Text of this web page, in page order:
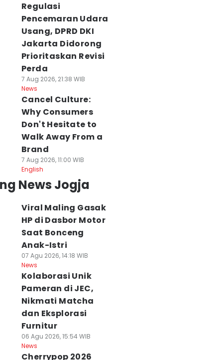
Regulasi
Pencemaran Udara
Usang, DPRD DKI
Jakarta Didorong
Prioritaskan Revisi
Perda
7 Aug 2026, 21:38 WIB
News
Cancel Culture:
Why Consumers
Don't Hesitate to
Walk Away From a
Brand
7 Aug 2026, 11:00 WIB
English
News Jogja
Viral Maling Gasak
HP di Dasbor Motor
Saat Bonceng
Anak-Istri
07 Agu 2026, 14:18 WIB
News
Kolaborasi Unik
Pameran di JEC,
Nikmati Matcha
dan Eksplorasi
Furnitur
06 Agu 2026, 15:54 WIB
News
Cherrypop 2026